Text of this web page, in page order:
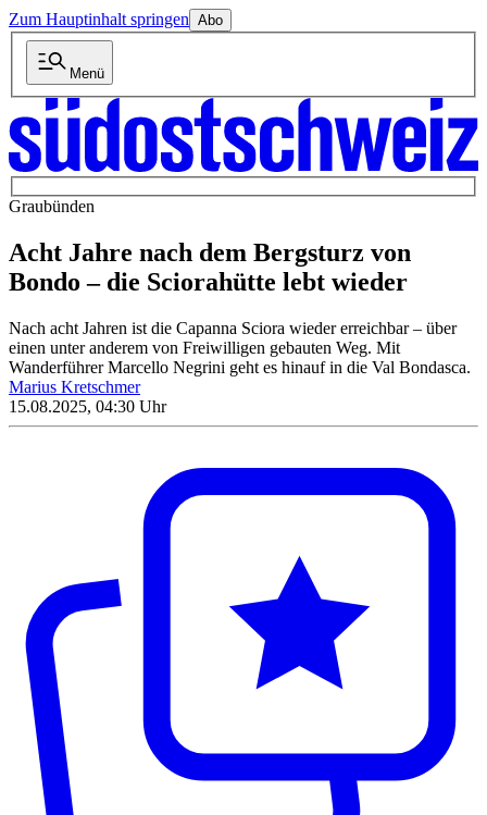
Zum Hauptinhalt springen Abo
Menü
Graubünden
Acht Jahre nach dem Bergsturz von
Bondo – die Sciorahütte lebt wieder
Nach acht Jahren ist die Capanna Sciora wieder erreichbar – über
einen unter anderem von Freiwilligen gebauten Weg. Mit
Wanderführer Marcello Negrini geht es hinauf in die Val Bondasca.
Marius Kretschmer
15.08.2025, 04:30 Uhr